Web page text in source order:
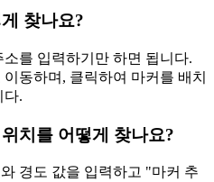
찾나요?
를 입력하기만 하면 됩니다.
동하며, 클릭하여 마커를 배치
다.
치를 어떻게 찾나요?
경도 값을 입력하고 "마커 추